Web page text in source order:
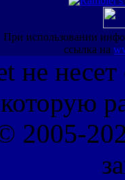
При использовании
ссылка на
не несет
2005-